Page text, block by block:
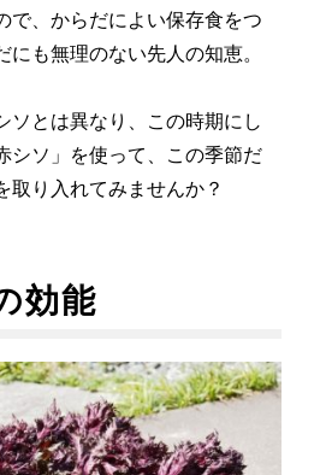
で、からだによい保存食をつ
にも無理のない先人の知恵。
とは異なり、この時期にし
シソ」を使って、この季節だ
取り入れてみませんか？
効能